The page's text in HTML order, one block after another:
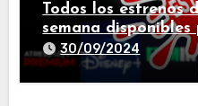
Todos los estrenos
semana disponibles
30/09/2024